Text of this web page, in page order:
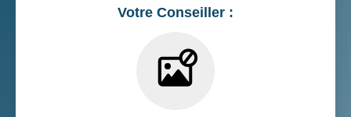
Votre Conseiller :